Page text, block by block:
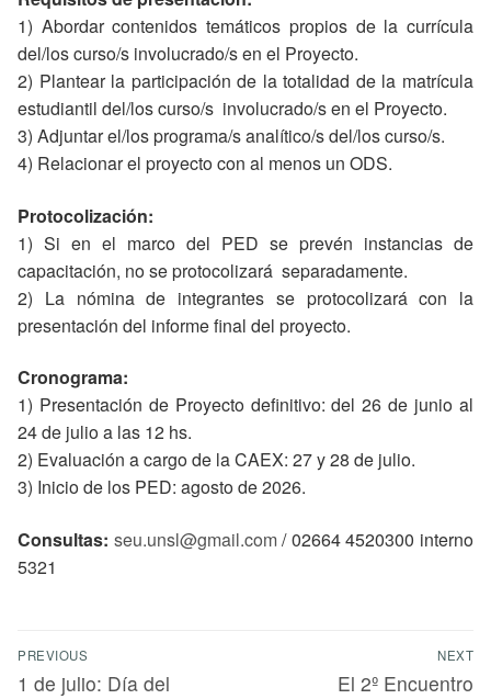
1) Abordar contenidos temáticos propios de la currícula
del/los curso/s involucrado/s en el Proyecto.
2) Plantear la participación de la totalidad de la matrícula
estudiantil del/los curso/s involucrado/s en el Proyecto.
3) Adjuntar el/los programa/s analítico/s del/los curso/s.
4) Relacionar el proyecto con al menos un ODS.
Protocolización:
1) Si en el marco del PED se prevén instancias de
capacitación, no se protocolizará separadamente.
2) La nómina de integrantes se protocolizará con la
presentación del informe final del proyecto.
Cronograma:
1) Presentación de Proyecto definitivo: del 26 de junio al
24 de julio a las 12 hs.
2) Evaluación a cargo de la CAEX: 27 y 28 de julio.
3) Inicio de los PED: agosto de 2026.
Consultas: seu.unsl@gmail.com/ 02664 4520300 interno
5321
PREVIOUS
1 de julio: Día del
NEXT
El 2º Encuentro